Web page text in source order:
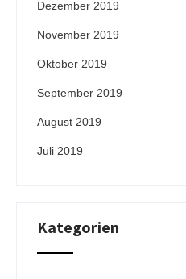
Dezember 2019
November 2019
Oktober 2019
September 2019
August 2019
Juli 2019
Kategorien